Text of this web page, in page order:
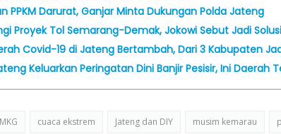
PPKM Darurat, Ganjar Minta Dukungan Polda Jateng
Proyek Tol Semarang-Demak, Jokowi Sebut Jadi
Covid-19 di Jateng Bertambah, Dari 3 Kabupaten
Keluarkan Peringatan Dini Banjir Pesisir, Ini Daerah
cuaca ekstrem Jateng dan DIY musim kemarau